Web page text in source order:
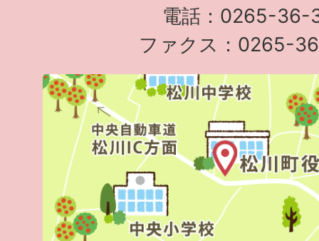
電話：0265-36-
ファクス：0265-